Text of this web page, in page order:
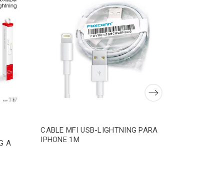
A
CABLE MFI USB-LIGHTNING PARA
IPHONE 1M